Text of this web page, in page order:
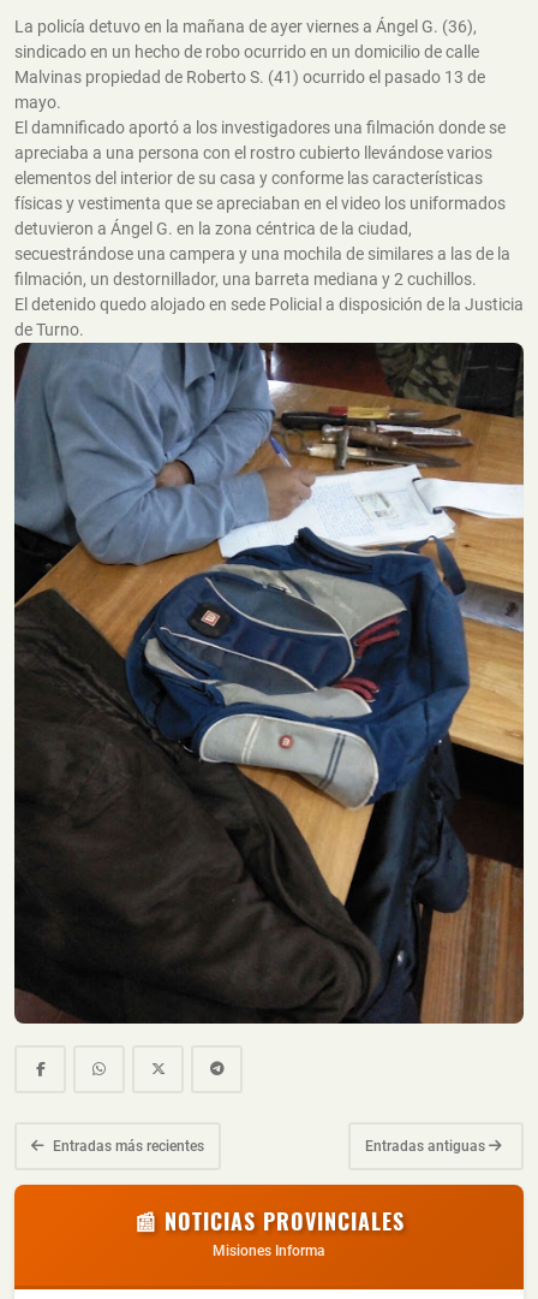
La policía detuvo en la mañana de ayer viernes a Ángel G. (36),
sindicado en un hecho de robo ocurrido en un domicilio de calle
Malvinas propiedad de Roberto S. (41) ocurrido el pasado 13 de
mayo.
El damnificado aportó a los investigadores una filmación donde se
apreciaba a una persona con el rostro cubierto llevándose varios
elementos del interior de su casa y conforme las características
físicas y vestimenta que se apreciaban en el video los uniformados
detuvieron a Ángel G. en la zona céntrica de la ciudad,
secuestrándose una campera y una mochila de similares a las de la
filmación, un destornillador, una barreta mediana y 2 cuchillos.
El detenido quedo alojado en sede Policial a disposición de la Justicia
de Turno.
Entradas más recientes Entradas antiguas
📰 NOTICIAS PROVINCIALES
Misiones Informa